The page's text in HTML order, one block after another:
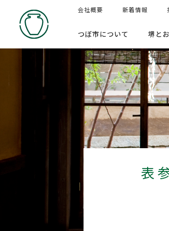
会社概要 新着情報
つぼ市について 堺と
表